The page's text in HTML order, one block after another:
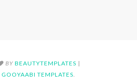
BY BEAUTYTEMPLATES |
GOOYAABI TEMPLATES